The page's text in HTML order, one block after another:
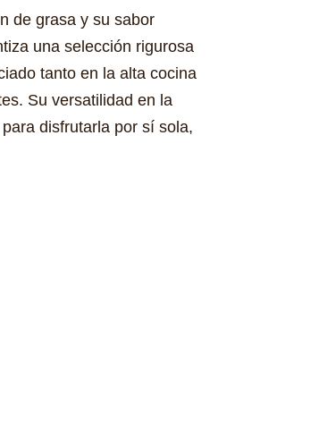
de grasa y su sabor
una selección rigurosa
tanto en la alta cocina
Su versatilidad en la
disfrutarla por sí sola,